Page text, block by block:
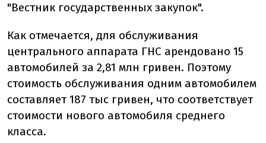
"Вестник государственных закупок".
Как отмечается, для обслуживания
центрального аппарата ГНС арендовано 15
автомобилей за 2,81 млн гривен. Поэтому
стоимость обслуживания одним автомобилем
составляет 187 тыс гривен, что соответствует
стоимости нового автомобиля среднего
класса.